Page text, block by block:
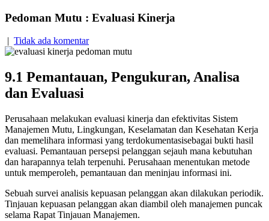
Pedoman Mutu : Evaluasi Kinerja
| Tidak ada komentar
9.1 Pemantauan, Pengukuran, Analisa
dan Evaluasi
Perusahaan melakukan evaluasi kinerja dan efektivitas Sistem
Manajemen Mutu, Lingkungan, Keselamatan dan Kesehatan Kerja
dan memelihara informasi yang terdokumentasisebagai bukti hasil
evaluasi. Pemantauan persepsi pelanggan sejauh mana kebutuhan
dan harapannya telah terpenuhi. Perusahaan menentukan metode
untuk memperoleh, pemantauan dan meninjau informasi ini.
Sebuah survei analisis kepuasan pelanggan akan dilakukan periodik.
Tinjauan kepuasan pelanggan akan diambil oleh manajemen puncak
selama Rapat Tinjauan Manajemen.